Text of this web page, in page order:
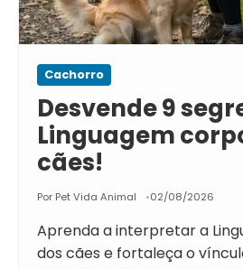
Cachorro
Desvende 9
Linguagem
cães!
Por Pet Vida Animal 02/08/2026
Aprenda a interpretar a
dos cães e fortaleça o